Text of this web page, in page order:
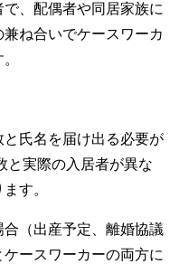
、配偶者や同居家族に
ね合いでケースワーカ
氏名を届け出る必要が
と実際の入居者が異な
す。
（出産予定、離婚協議
ースワーカーの両方に